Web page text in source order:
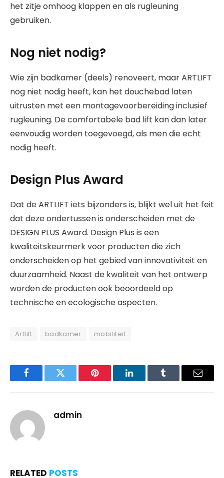
het zitje omhoog klappen en als rugleuning
gebruiken.
Nog niet nodig?
Wie zijn badkamer (deels) renoveert, maar ARTLIFT
nog niet nodig heeft, kan het douchebad laten
uitrusten met een montagevoorbereiding inclusief
rugleuning. De comfortabele bad lift kan dan later
eenvoudig worden toegevoegd, als men die echt
nodig heeft.
Design Plus Award
Dat de ARTLIFT iets bijzonders is, blijkt wel uit het feit
dat deze ondertussen is onderscheiden met de
DESIGN PLUS Award. Design Plus is een
kwaliteitskeurmerk voor producten die zich
onderscheiden op het gebied van innovativiteit en
duurzaamheid. Naast de kwaliteit van het ontwerp
worden de producten ook beoordeeld op
technische en ecologische aspecten.
Artlift badkamer mobiliteit
FacebookTwitter Pinterest LinkedInTumblr Email
admin
RELATED POSTS